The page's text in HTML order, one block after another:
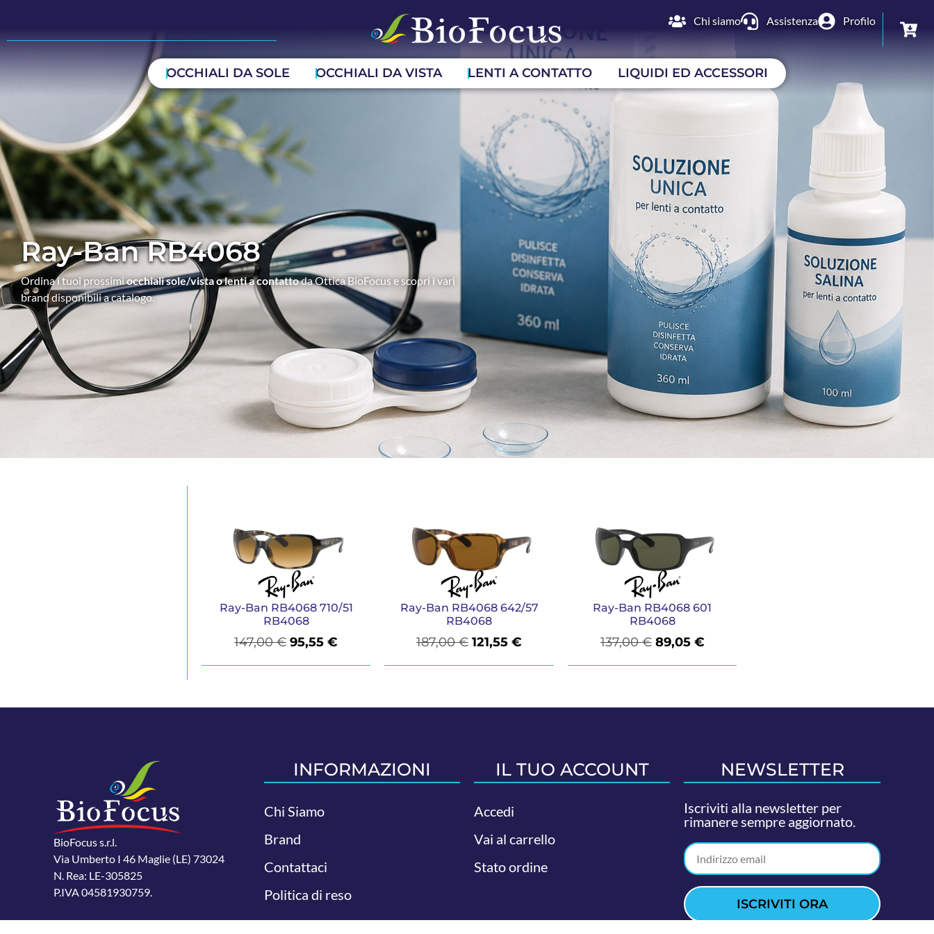
Chi siamo Assistenza Profilo
OCCHIALI DA SOLE OCCHIALI DA VISTA LENTI A CONTATTO LIQUIDI ED ACCESSORI
Ray-Ban RB4068
Ordina i tuoi prossimiocchiali sole/vista o lenti a contattoda Ottica BioFocus e scopri i vari
brand disponibili a catalogo.
Ray-Ban RB4068 710/51
RB4068
147,00€ 95,55€
Ray-Ban RB4068 642/57
RB4068
187,00€ 121,55€
Ray-Ban RB4068 601
RB4068
137,00€ 89,05 €
BioFocus s.r.l.
Via Umberto I 46 Maglie (LE) 73024
N. Rea: LE-305825
P.IVA 04581930759.
INFORMAZIONI
Chi Siamo
Brand
Contattaci
Politica di reso
IL TUO ACCOUNT
Accedi
Vai al carrello
Stato ordine
NEWSLETTER
Iscriviti alla newsletter per
rimanere sempre aggiornato.
ISCRIVITI ORA